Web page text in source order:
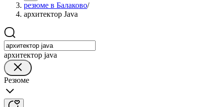
резюме в Балаково/
архитектор Java
архитектор java
Резюме